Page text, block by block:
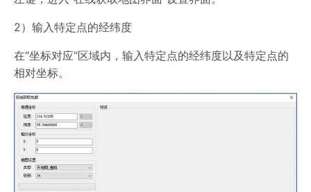
2）输入特定点的经纬度
在“坐标对应“区域内，输入特定点的经纬度以及特定点的
相对坐标。